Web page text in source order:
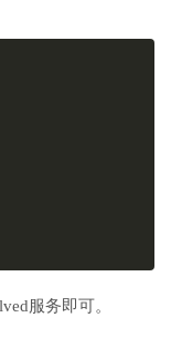
服务即可。